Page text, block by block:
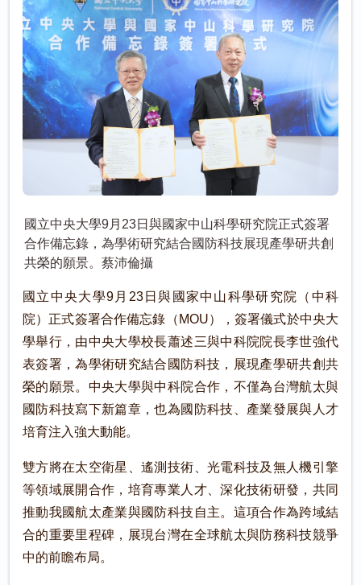
國立中央大學9月23日與國家中山科學研究院正式簽署
合作備忘錄，為學術研究結合國防科技展現產學研共創
共榮的願景。蔡沛倫攝
國立中央大學9月23日與國家中山科學研究院（中科
院）正式簽署合作備忘錄（MOU），簽署儀式於中央大
學舉行，由中央大學校長蕭述三與中科院院長李世強代
表簽署，為學術研究結合國防科技，展現產學研共創共
榮的願景。中央大學與中科院合作，不僅為台灣航太與
國防科技寫下新篇章，也為國防科技、產業發展與人才
培育注入強大動能。
雙方將在太空衛星、遙測技術、光電科技及無人機引擎
等領域展開合作，培育專業人才、深化技術研發，共同
推動我國航太產業與國防科技自主。這項合作為跨域結
合的重要里程碑，展現台灣在全球航太與防務科技競爭
中的前瞻布局。